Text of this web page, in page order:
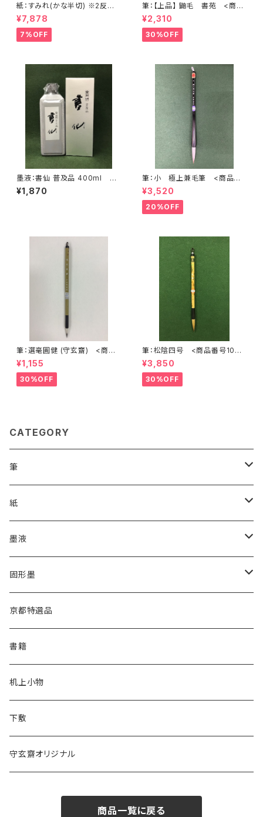
紙：すみれ(かな半切) ※2反お
買い上げの方は別売りセット品
がございます <商品番号1234
>
¥7,878
7%OFF
筆：【上品】 鼬毛 書苑 <商品
番号2074>
¥2,310
30%OFF
墨液：書仙 普及品 400ml <
商品番号1123>
¥1,870
筆：小 極上兼毛筆 <商品番
号1721>
¥3,520
20%OFF
筆：選毫圓健 (守玄齋) <商品
番号1690>
¥1,155
30%OFF
筆：松陰四号 <商品番号1072
>
¥3,850
30%OFF
CATEGORY
筆
漢字用
高誠堂
あかしや
長栄堂
菊壽堂
唐筆
かな用
高誠堂
あかしや
長栄堂
菊壽堂
紙
漢字用
半紙
半切
1.75×7.5
かな用
半紙
半切
1.75×7.5
墨液
漢字用
かな用
固形墨
漢字用
かな用
京都特選品
書籍
机上小物
下敷
守玄齋オリジナル
商品一覧に戻る